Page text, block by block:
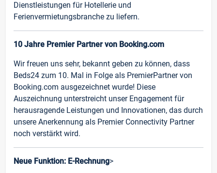
Dienstleistungen für Hotellerie und
Ferienvermietungsbranche zu liefern.
10 Jahre Premier Partner von Booking.com
Wir freuen uns sehr, bekannt geben zu können, dass
Beds24 zum 10. Mal in Folge als PremierPartner von
Booking.com ausgezeichnet wurde! Diese
Auszeichnung unterstreicht unser Engagement für
herausragende Leistungen und Innovationen, das durch
unsere Anerkennung als Premier Connectivity Partner
noch verstärkt wird.
Neue Funktion: E-Rechnung>